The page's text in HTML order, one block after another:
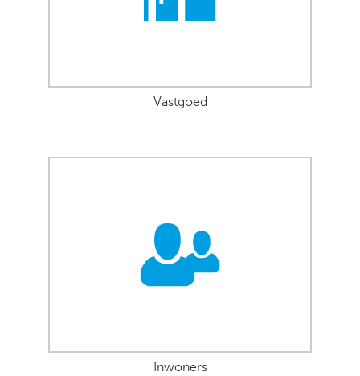
Vastgoed
Inwoners